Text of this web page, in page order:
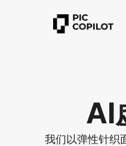
AI
我们以弹性针织